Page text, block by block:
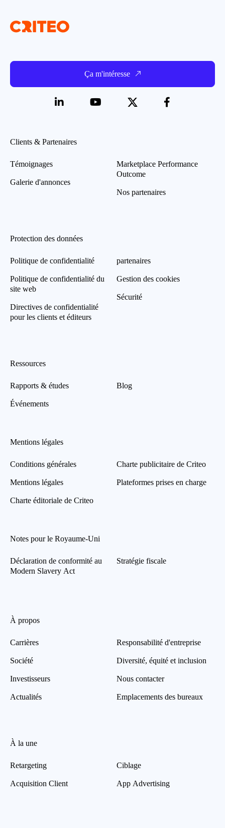
Ça m'intéresse
Clients & Partenaires
Témoignages
Galerie d'annonces
Marketplace Performance
Outcome
Nos partenaires
Protection des données
Politique de confidentialité
Politique de confidentialité du
site web
Directives de confidentialité
pour les clients et éditeurs
partenaires
Gestion des cookies
Sécurité
Ressources
Rapports & études
Événements
Blog
Mentions légales
Conditions générales
Mentions légales
Charte éditoriale de Criteo
Charte publicitaire de Criteo
Plateformes prises en charge
Notes pour le Royaume-Uni
Déclaration de conformité au
Modern Slavery Act
Stratégie fiscale
À propos
Carrières
Société
Investisseurs
Actualités
Responsabilité d'entreprise
Diversité, équité et inclusion
Nous contacter
Emplacements des bureaux
À la une
Retargeting
Acquisition Client
Ciblage
App Advertising